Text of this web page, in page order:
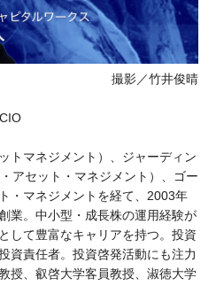
撮影／竹井俊晴
トマネジメント）、ジャーディン
アセット・マネジメント）、ゴー
・マネジメントを経て、2003年
業。中小型・成長株の運用経験が
して豊富なキャリアを持つ。投資
資責任者。投資啓発活動にも注力
授、叡啓大学客員教授、淑徳大学